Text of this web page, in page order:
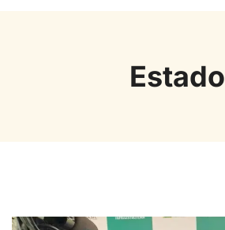
Estado